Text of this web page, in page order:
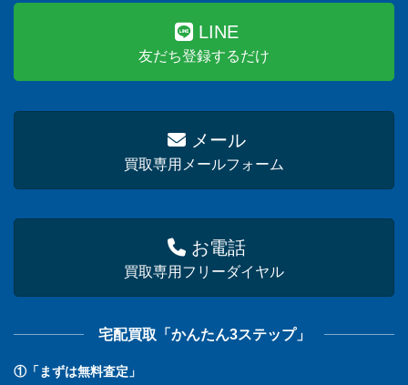
LINE
友だち登録するだけ
メール
買取専用メールフォーム
お電話
買取専用フリーダイヤル
宅配買取「かんたん3ステップ」
①「まずは無料査定」